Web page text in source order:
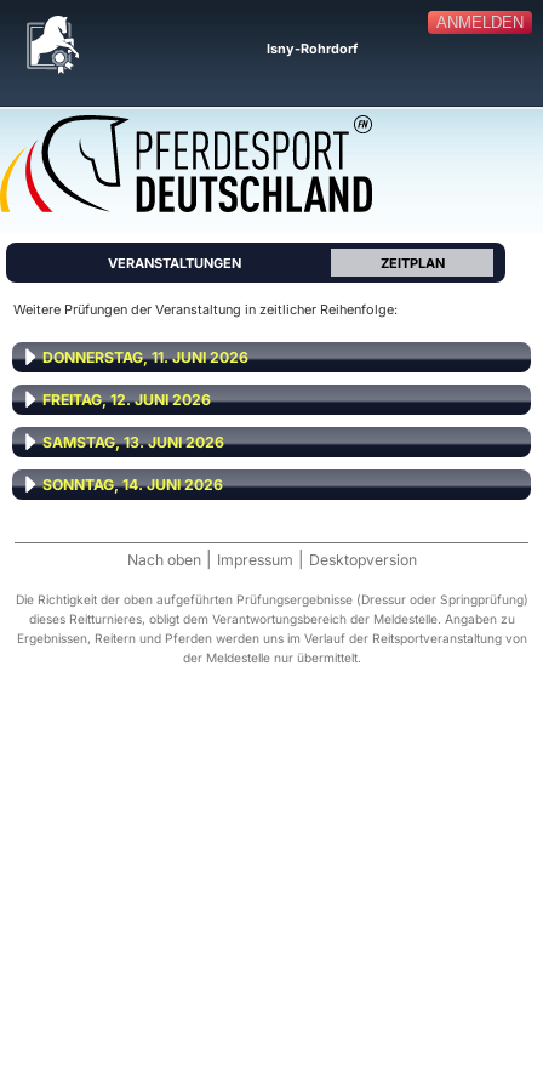
ANMELDEN
Isny-Rohrdorf
VERANSTALTUNGEN ZEITPLAN
Weitere Prüfungen der Veranstaltung in zeitlicher Reihenfolge:
DONNERSTAG, 11. JUNI 2026
FREITAG, 12. JUNI 2026
SAMSTAG, 13. JUNI 2026
SONNTAG, 14. JUNI 2026
Nach oben Impressum Desktopversion
Die Richtigkeit der oben aufgeführten Prüfungsergebnisse (Dressur oder Springprüfung)
dieses Reitturnieres, obligt dem Verantwortungsbereich der Meldestelle. Angaben zu
Ergebnissen, Reitern und Pferden werden uns im Verlauf der Reitsportveranstaltung von
der Meldestelle nur übermittelt.